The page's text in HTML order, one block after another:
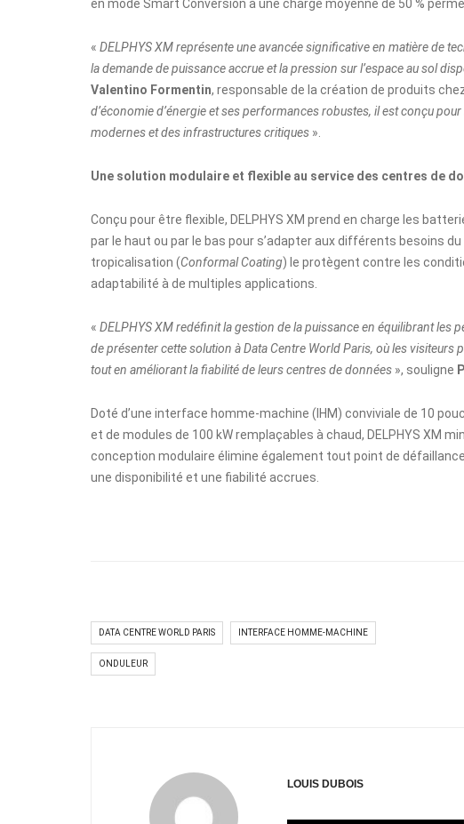
en mode Smart Conversion à une charge moyenne de 50 %
« DELPHYS XM représente une avancée significative en matière de
la demande de puissance accrue et la pression sur l’espace au sol
Valentino Formentin, responsable de la création de produits
d’économie d’énergie et ses performances robustes, il est conçu
modernes et des infrastructures critiques ».
Une solution modulaire et flexible au service des centres de
Conçu pour être flexible, DELPHYS XM prend en charge les
par le haut ou par le bas pour s’adapter aux différents besoins
tropicalisation (Conformal Coating) le protègent contre les
adaptabilité à de multiples applications.
« DELPHYS XM redéfinit la gestion de la puissance en équilibrant les
de présenter cette solution à Data Centre World Paris, où les
tout en améliorant la fiabilité de leurs centres de données », souligne
Doté d’une interface homme-machine (IHM) conviviale de 10
et de modules de 100 kW remplaçables à chaud, DELPHYS XM
conception modulaire élimine également tout point de
une disponibilité et une fiabilité accrues.
DATA CENTRE WORLD PARIS INTERFACE HOMME-MACHINE
ONDULEUR
LOUIS DUBOIS